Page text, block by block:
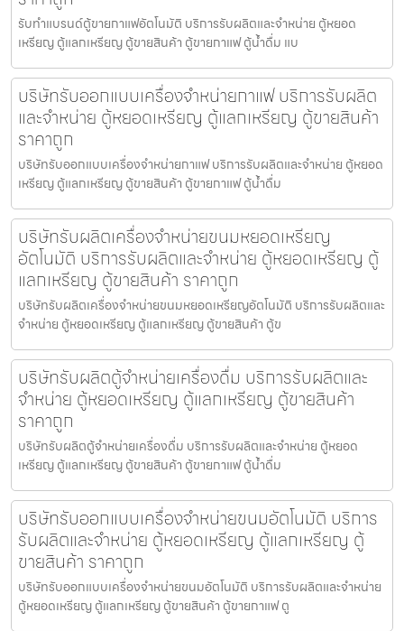
รับทำแบรนด์ตู้ขายกาแฟ​อัตโนมัติ บริการรับผลิตและจำหน่าย ตู้หยอด
เหรียญ ตู้แลกเหรียญ ตู้ขายสินค้า ตู้ขายกาแฟ ตู้น้ำดื่ม แบ
บริษัทรับออกแบบเครื่องจำหน่ายกาแฟ บริการรับผลิต
และจำหน่าย ตู้หยอดเหรียญ ตู้แลกเหรียญ ตู้ขายสินค้า
ราคาถูก
บริษัทรับออกแบบเครื่องจำหน่ายกาแฟ บริการรับผลิตและจำหน่าย ตู้หยอด
เหรียญ ตู้แลกเหรียญ ตู้ขายสินค้า ตู้ขายกาแฟ ตู้น้ำดื่ม
บริษัทรับผลิตเครื่องจำหน่ายขนมหยอดเหรียญ​​
อัตโนมัติ บริการรับผลิตและจำหน่าย ตู้หยอดเหรียญ ตู้
แลกเหรียญ ตู้ขายสินค้า ราคาถูก
บริษัทรับผลิตเครื่องจำหน่ายขนมหยอดเหรียญ​​อัตโนมัติ บริการรับผลิตและ
จำหน่าย ตู้หยอดเหรียญ ตู้แลกเหรียญ ตู้ขายสินค้า ตู้ข
บริษัทรับผลิตตู้จำหน่ายเครื่องดื่ม บริการรับผลิตและ
จำหน่าย ตู้หยอดเหรียญ ตู้แลกเหรียญ ตู้ขายสินค้า
ราคาถูก
บริษัทรับผลิตตู้จำหน่ายเครื่องดื่ม บริการรับผลิตและจำหน่าย ตู้หยอด
เหรียญ ตู้แลกเหรียญ ตู้ขายสินค้า ตู้ขายกาแฟ ตู้น้ำดื่ม
บริษัทรับออกแบบเครื่องจำหน่ายขนม​อัตโนมัติ บริการ
รับผลิตและจำหน่าย ตู้หยอดเหรียญ ตู้แลกเหรียญ ตู้
ขายสินค้า ราคาถูก
บริษัทรับออกแบบเครื่องจำหน่ายขนม​อัตโนมัติ บริการรับผลิตและจำหน่าย
ตู้หยอดเหรียญ ตู้แลกเหรียญ ตู้ขายสินค้า ตู้ขายกาแฟ ตู